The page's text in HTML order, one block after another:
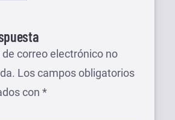
correo electrónico no
Los campos obligatorios
con *